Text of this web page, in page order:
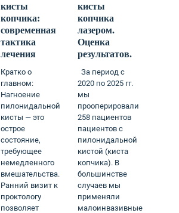
кисты
копчика:
современная
тактика
лечения
Кратко о
главном:
Нагноение
пилонидальной
кисты — это
острое
состояние,
требующее
немедленного
вмешательства.
Ранний визит к
проктологу
позволяет
кисты
копчика
лазером.
Оценка
результатов.
За период с
2020 по 2025 гг.
мы
прооперировали
258 пациентов
пациентов с
пилонидальной
кистой (киста
копчика). В
большинстве
случаев мы
применяли
малоинвазивные